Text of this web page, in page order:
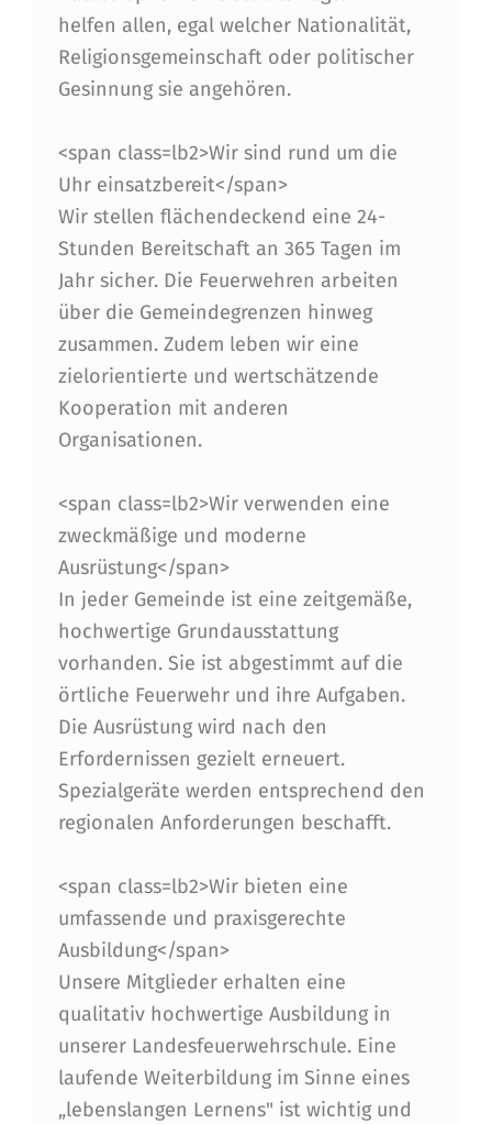
U
T
E
R
T
helfen allen, egal welcher Nationalität,
Religionsgemeinschaft oder politischer
Gesinnung sie angehören.
<span class=lb2>Wir sind rund um die
Uhr einsatzbereit</span>
Wir stellen flächendeckend eine 24-
Stunden Bereitschaft an 365 Tagen im
Jahr sicher. Die Feuerwehren arbeiten
über die Gemeindegrenzen hinweg
zusammen. Zudem leben wir eine
zielorientierte und wertschätzende
Kooperation mit anderen
Organisationen.
<span class=lb2>Wir verwenden eine
zweckmäßige und moderne
Ausrüstung</span>
In jeder Gemeinde ist eine zeitgemäße,
hochwertige Grundausstattung
vorhanden. Sie ist abgestimmt auf die
örtliche Feuerwehr und ihre Aufgaben.
Die Ausrüstung wird nach den
Erfordernissen gezielt erneuert.
Spezialgeräte werden entsprechend den
regionalen Anforderungen beschafft.
<span class=lb2>Wir bieten eine
umfassende und praxisgerechte
Ausbildung</span>
Unsere Mitglieder erhalten eine
qualitativ hochwertige Ausbildung in
unserer Landesfeuerwehrschule. Eine
laufende Weiterbildung im Sinne eines
„lebenslangen Lernens" ist wichtig und